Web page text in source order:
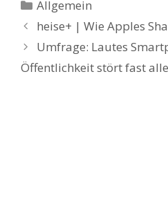
Kategorien
Allgemein
heise+ | Wie Apples
Umfrage: Lautes
Öffentlichkeit stört fast alle